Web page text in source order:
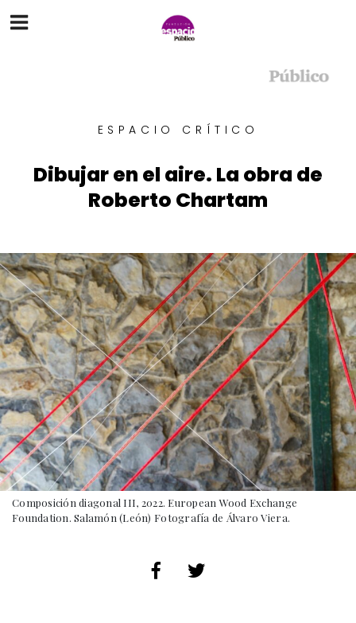
ESPACIO CRÍTICO
Dibujar en el aire. La obra de
Roberto Chartam
Composición diagonal III, 2022. European Wood Exchange
Foundation. Salamón (León) Fotografía de Álvaro Viera.